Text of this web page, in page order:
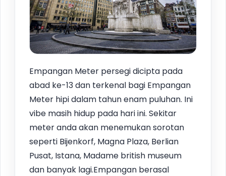
Empangan Meter persegi dicipta pada
abad ke-13 dan terkenal bagi Empangan
Meter hipi dalam tahun enam puluhan. Ini
vibe masih hidup pada hari ini. Sekitar
meter anda akan menemukan sorotan
seperti Bijenkorf, Magna Plaza, Berlian
Pusat, Istana, Madame british museum
dan banyak lagi.Empangan berasal